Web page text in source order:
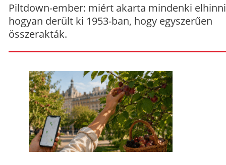
Piltdown-ember: miért akarta mindenki
hogyan derült ki 1953-ban, hogy egyszerűen
összerakták.